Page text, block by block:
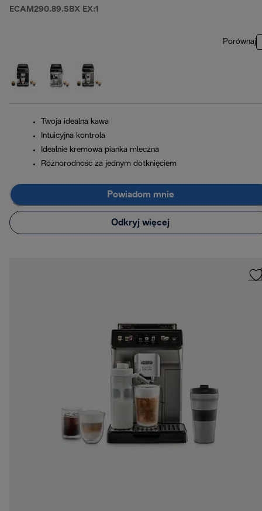
ECAM290.89.SBX EX:1
Porównaj
Twoja idealna kawa
Intuicyjna kontrola
Idealnie kremowa pianka mleczna
Różnorodność za jednym dotknięciem
Powiadom mnie
Odkryj więcej